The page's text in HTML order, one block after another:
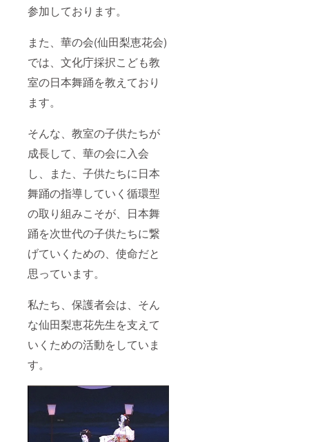
参加しております。
また、華の会(仙田梨恵花会)
では、文化庁採択こども教
室の日本舞踊を教えており
ます。
そんな、教室の子供たちが
成長して、華の会に入会
し、また、子供たちに日本
舞踊の指導していく循環型
の取り組みこそが、日本舞
踊を次世代の子供たちに繋
げていくための、使命だと
思っています。
私たち、保護者会は、そん
な仙田梨恵花先生を支えて
いくための活動をしていま
す。